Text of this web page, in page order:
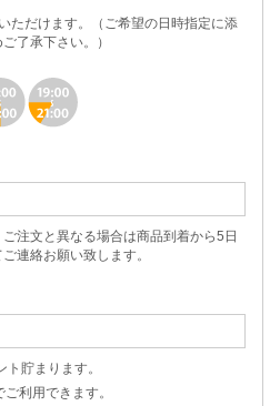
ただけます。（ご希望の日時指定に添
了承下さい。）
注文と異なる場合は商品到着から5日
連絡お願い致します。
貯まります。
利用できます。